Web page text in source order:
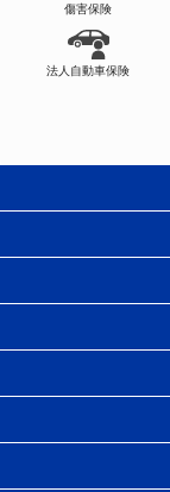
傷害保険
法人自動車保険